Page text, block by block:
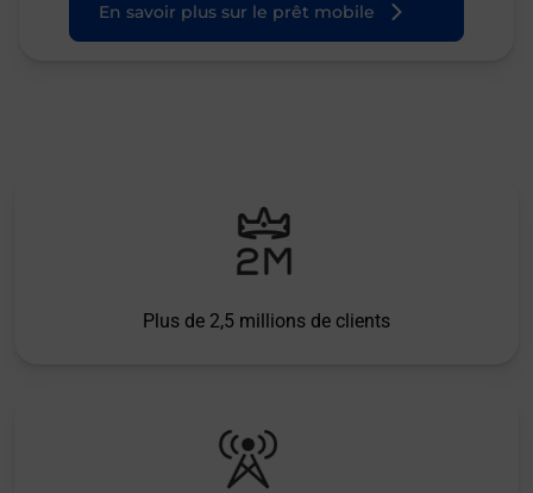
En savoir plus sur le prêt mobile
Plus de 2,5 millions de clients